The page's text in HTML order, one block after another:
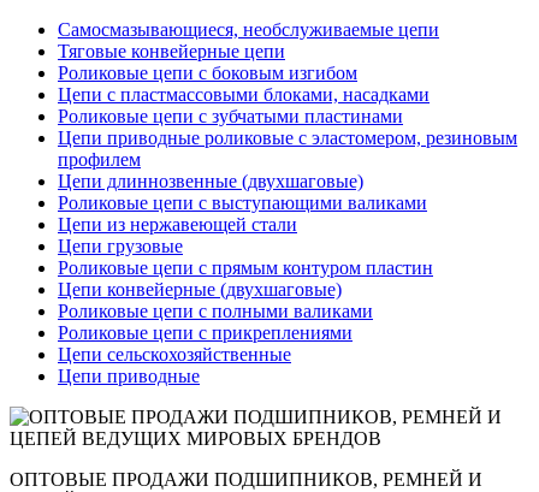
Самосмазывающиеся, необслуживаемые цепи
Тяговые конвейерные цепи
Роликовые цепи с боковым изгибом
Цепи с пластмассовыми блоками, насадками
Роликовые цепи с зубчатыми пластинами
Цепи приводные роликовые с эластомером, резиновым
профилем
Цепи длиннозвенные (двухшаговые)
Роликовые цепи с выступающими валиками
Цепи из нержавеющей стали
Цепи грузовые
Роликовые цепи с прямым контуром пластин
Цепи конвейерные (двухшаговые)
Роликовые цепи с полными валиками
Роликовые цепи с прикреплениями
Цепи сельскохозяйственные
Цепи приводные
ОПТОВЫЕ ПРОДАЖИ ПОДШИПНИКОВ, РЕМНЕЙ И